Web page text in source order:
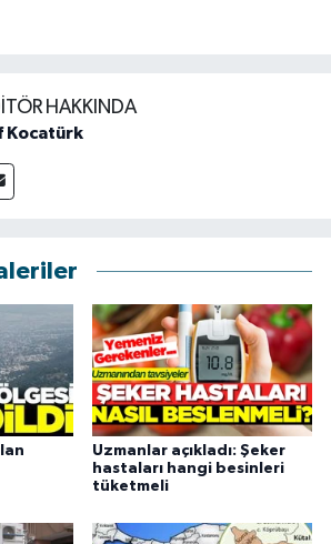
HAKKINDA
Kocatürk
Uzmanlar açıkladı: Şeker
hastaları hangi besinleri
tüketmeli